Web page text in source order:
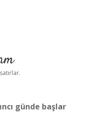
günde başlar